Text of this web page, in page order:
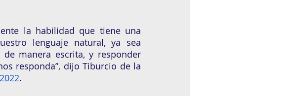
la habilidad que tiene una
lenguaje natural, ya sea
manera escrita, y responder
responda”, dijo Tiburcio de la
.